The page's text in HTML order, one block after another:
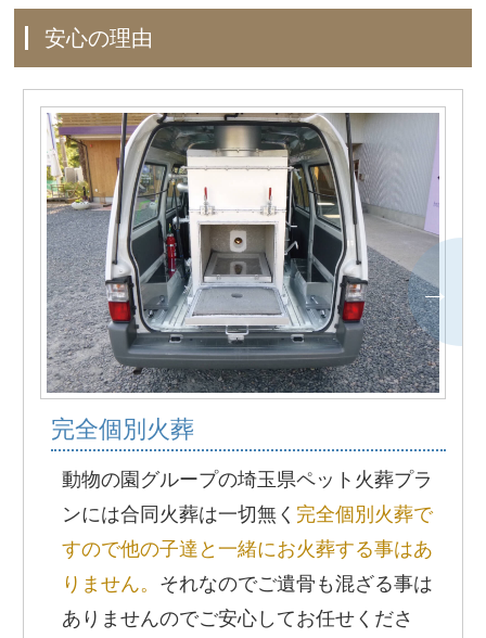
安心の理由
完全個別火葬
動物の園グループの埼玉県ペット火葬プラ
ンには合同火葬は一切無く 完全個別火葬で
すので他の子達と一緒にお火葬する事はあ
りません。 それなのでご遺骨も混ざる事は
ありませんのでご安心してお任せくださ